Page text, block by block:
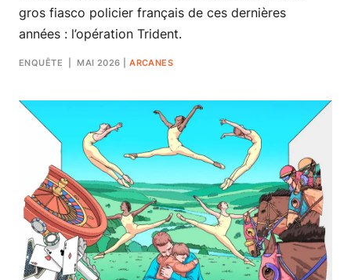
gros fiasco policier français de ces dernières
années : l’opération Trident.
ENQUÊTE | MAI 2026 |ARCANES